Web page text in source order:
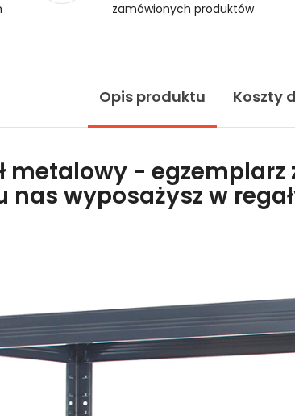
zamówionych produktów
Opis produktu Koszty
metalowy -
nas wyposażysz w